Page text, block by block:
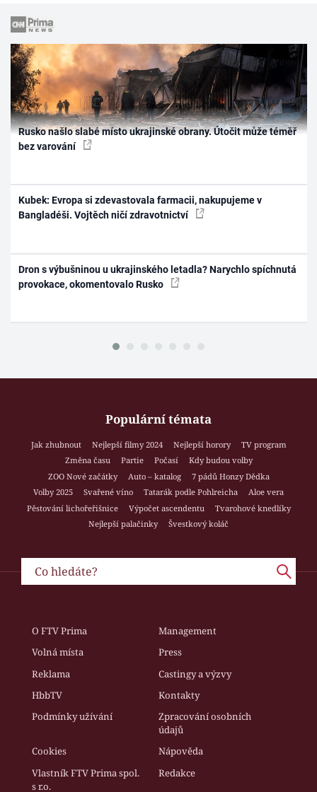
Rusko našlo slabé místo ukrajinské obrany. Útočit může téměř
bez varování
Kubek: Evropa si zdevastovala farmacii, nakupujeme v
Bangladéši. Vojtěch ničí zdravotnictví
Dron s výbušninou u ukrajinského letadla? Narychlo spíchnutá
provokace, okomentovalo Rusko
Populární témata
Jak zhubnout Nejlepší filmy 2024 Nejlepší horory
TV program
Změna času
Partie Počasí
Kdy budou volby
ZOO Nové začátky
Auto – katalog
7 pádů Honzy Dědka
Volby 2025
Svařené víno Tatarák podle Pohlreicha
Aloe vera
Pěstování lichořeřišnice
Výpočet ascendentu
Tvarohové knedlíky
Nejlepší palačinky
Švestkový koláč
O FTV Prima
Management
Volná místa
Press
Reklama
Castingy a výzvy
HbbTV
Kontakty
Podmínky užívání
Zpracování osobních
údajů
Cookies
Nápověda
Vlastník FTV Prima spol.
s r.o.
Redakce